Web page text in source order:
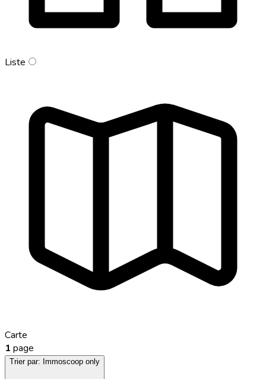
Liste
Carte
1 page
Trier par: Immoscoop only